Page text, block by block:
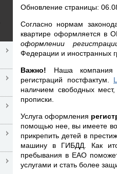
Обновление страницы:
Согласно нормам
квартире оформляется
оформлении
Федерации и иностранных
Важно! Наша компания
регистраций постфактум.
наличием свободных
прописки.
Услуга оформления
помощью нее, вы имеете
прикрепить детей в
машину в ГИБДД. Как
пребывания в ЕАО
услугами и стать более